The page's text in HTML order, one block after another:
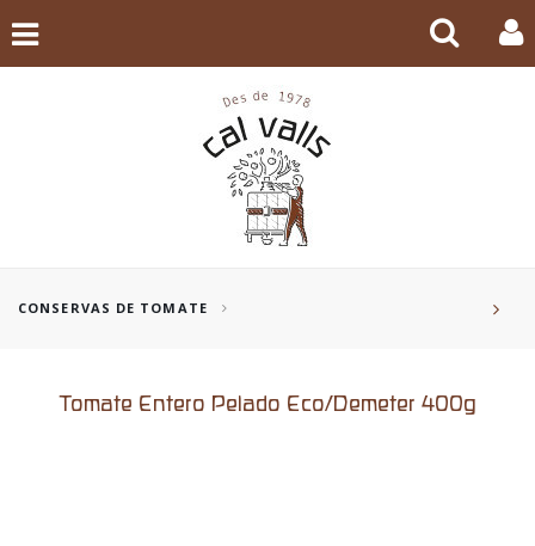
CONSERVAS DE TOMATE
Tomate Entero Pelado Eco/Demeter 400g